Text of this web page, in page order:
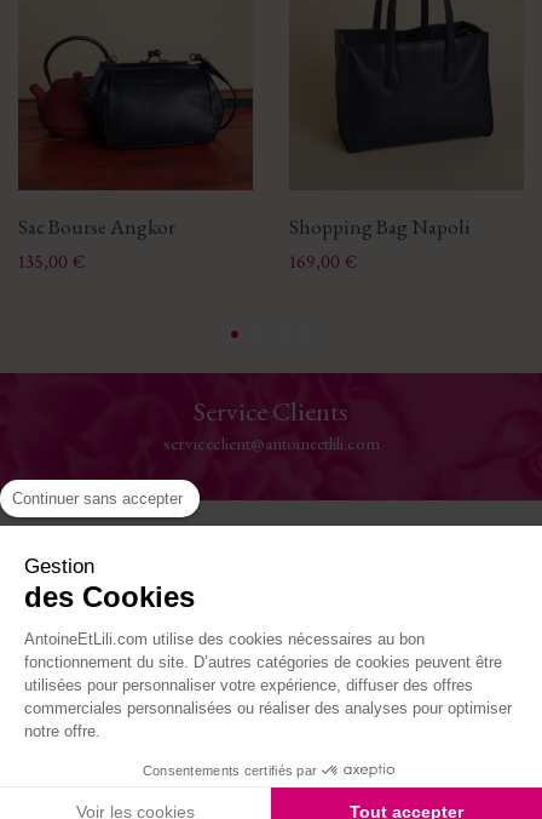
Sac Bourse Angkor
Prix
135,00 €
Shopping Bag Napoli
Prix
169,00 €
Service Clients
serviceclient@antoineetlili.com
La Maison
Où nous trouver
Suivez-nous
Site réalisé par Kiwik - Agence PrestaShop
Continuer sans accepter
Gestion
des Cookies
AntoineEtLili.com utilise des cookies nécessaires au bon
fonctionnement du site. D’autres catégories de cookies peuvent être
utilisées pour personnaliser votre expérience, diffuser des offres
commerciales personnalisées ou réaliser des analyses pour optimiser
notre offre.
Consentements certifiés par
Voir les cookies Tout accepter